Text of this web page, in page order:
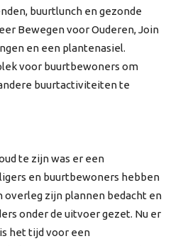
buurtlunch en gezonde
Bewegen voor Ouderen, Join
en een plantenasiel.
voor buurtbewoners om
buurtactiviteiten te
te zijn was er een
en buurtbewoners hebben
overleg zijn plannen bedacht en
onder de uitvoer gezet. Nu er
het tijd voor een